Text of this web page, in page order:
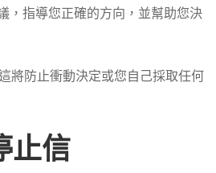
，指導您正確的方向，並幫助您決
將防止衝動決定或您自己採取任何
止信